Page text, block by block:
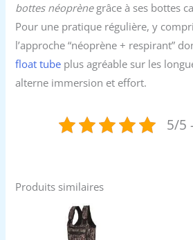
bottes néoprènegrâce à ses bottes
Pour une pratique régulière, y
l’approche “néoprène + respirant”
float tube plus agréable sur les
alterne immersion et effort.
5/5
Produits similaires